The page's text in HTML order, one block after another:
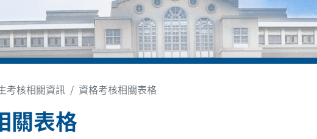
考核相關資訊 資格考核相關表格
關表格